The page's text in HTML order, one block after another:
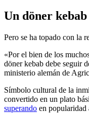
Un döner
Pero se ha topado con la
«Por el bien de los
döner kebab debe seguir
ministerio alemán de
Símbolo cultural de la
convertido en un plato
superando en popularidad